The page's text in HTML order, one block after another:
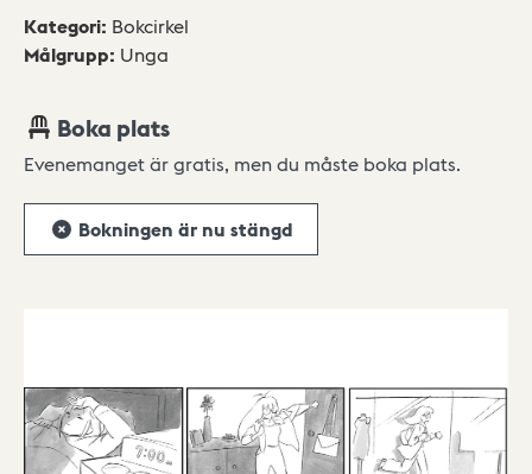
Kategori: Bokcirkel
Målgrupp: Unga
Boka plats
Evenemanget är gratis, men du måste boka plats.
Bokningen är nu stängd